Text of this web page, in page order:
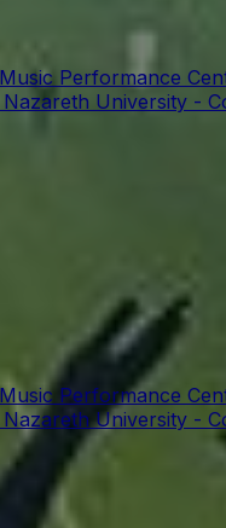
Performance
University -
Performance
University -